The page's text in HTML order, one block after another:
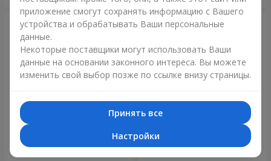
51 белая хризантема Романтический букет
приложение смогут сохранять информацию с Вашего
устройства и обрабатывать Ваши персональные
данные.
Некоторые поставщики могут использовать Ваши
данные на основании законного интереса. Вы можете
изменить свой выбор позже по ссылке внизу страницы.
Принять все
Настройки